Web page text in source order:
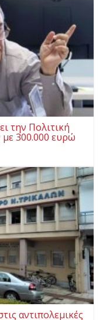
την Πολιτική
300.000 ευρώ
αντιπολεμικές